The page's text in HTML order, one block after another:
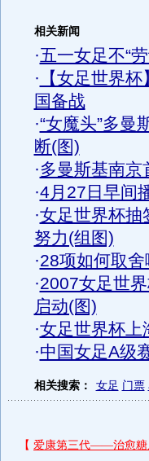
相关新闻
·五一女足不“
· 【女足世界
国备战
·“女魔头”多曼
断(图)
·多曼斯基南京
·4月27日早间
·女足世界杯
努力(组图)
·28项如何取
·2007女足世
启动(图)
·女足世界杯上
·中国女足A级
相关搜索： 女足 门票